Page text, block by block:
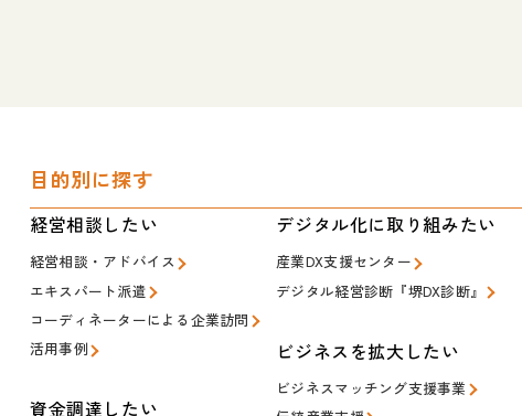
目的別に探す
経営相談したい
経営相談・アドバイス
エキスパート派遣
コーディネーターによる企業訪問
活用事例
資金調達したい
デジタル化に取り組みたい
産業DX支援センター
デジタル経営診断『堺DX診断』
ビジネスを拡大したい
ビジネスマッチング支援事業